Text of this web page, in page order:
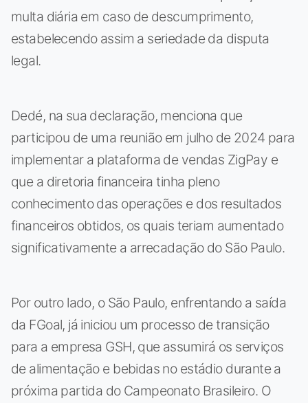
multa diária em caso de descumprimento,
estabelecendo assim a seriedade da disputa
legal.
Dedé, na sua declaração, menciona que
participou de uma reunião em julho de 2024 para
implementar a plataforma de vendas ZigPay e
que a diretoria financeira tinha pleno
conhecimento das operações e dos resultados
financeiros obtidos, os quais teriam aumentado
significativamente a arrecadação do São Paulo.
Por outro lado, o São Paulo, enfrentando a saída
da FGoal, já iniciou um processo de transição
para a empresa GSH, que assumirá os serviços
de alimentação e bebidas no estádio durante a
próxima partida do Campeonato Brasileiro. O